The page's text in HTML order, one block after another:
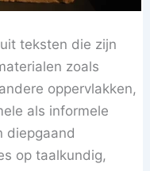
teksten die zijn
zoals
oppervlakken,
als informele
diepgaand
op taalkundig,